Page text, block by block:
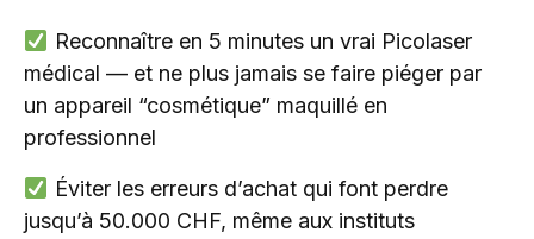
Reconnaître en 5 minutes un vrai Picolaser
médical — et ne plus jamais se faire piéger par
un appareil “cosmétique” maquillé en
professionnel
Éviter les erreurs d’achat qui font perdre
jusqu’à 50.000 CHF, même aux instituts